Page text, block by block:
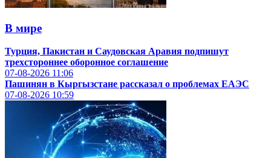
В мире
Турция, Пакистан и Саудовская Аравия подпишут
трехстороннее оборонное соглашение
07-08-2026 11:06
Пашинян в Кыргызстане рассказал о проблемах ЕАЭС
07-08-2026 10:59